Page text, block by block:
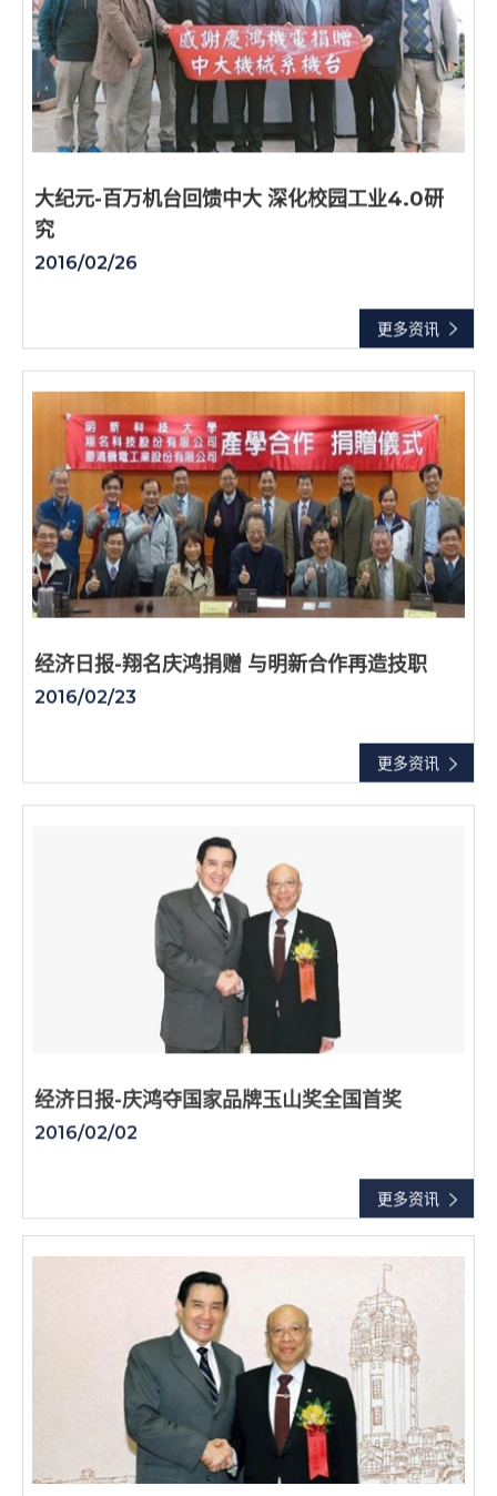
更多资讯
大纪元-百万机台回馈中大 深化校园工业4.0研
究
2016/02/26
更多资讯
经济日报-翔名庆鸿捐赠 与明新合作再造技职
2016/02/23
更多资讯
经济日报-庆鸿夺国家品牌玉山奖全国首奖
2016/02/02